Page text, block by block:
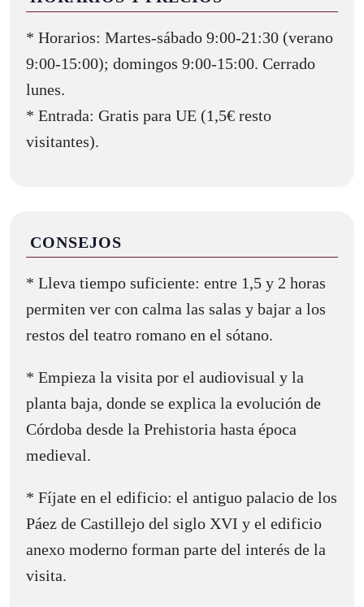
* Horarios: Martes-sábado 9:00-21:30 (verano
9:00-15:00); domingos 9:00-15:00. Cerrado
lunes.
* Entrada: Gratis para UE (1,5€ resto
visitantes).
CONSEJOS
* Lleva tiempo suficiente: entre 1,5 y 2 horas
permiten ver con calma las salas y bajar a los
restos del teatro romano en el sótano.
* Empieza la visita por el audiovisual y la
planta baja, donde se explica la evolución de
Córdoba desde la Prehistoria hasta época
medieval.
* Fíjate en el edificio: el antiguo palacio de los
Páez de Castillejo del siglo XVI y el edificio
anexo moderno forman parte del interés de la
visita.